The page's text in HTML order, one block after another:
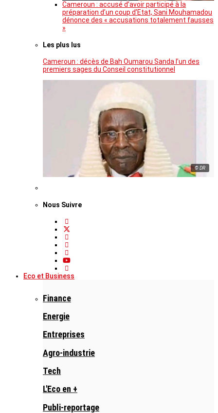
Cameroun : accusé d’avoir participé à la
préparation d’un coup d’Etat, Sani Mouhamadou
dénonce des « accusations totalement fausses
»
Les plus lus
Cameroun : décès de Bah Oumarou Sanda l’un des
premiers sages du Conseil constitutionnel
© DR
Nous Suivre
Eco et Business
Finance
Energie
Entreprises
Agro-industrie
Tech
L'Eco en +
Publi-reportage